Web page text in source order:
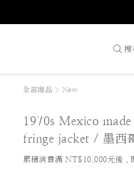
搜
全部商品 > New
1970s Mexico
fringe jacket / 墨西
累積消費滿 NT$10,000元後，